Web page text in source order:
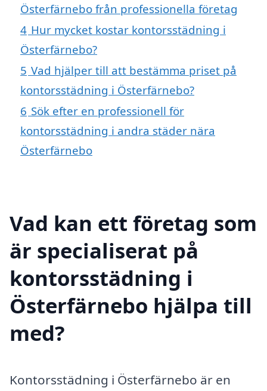
Österfärnebo från professionella företag
4 Hur mycket kostar kontorsstädning i
Österfärnebo?
5 Vad hjälper till att bestämma priset på
kontorsstädning i Österfärnebo?
6 Sök efter en professionell för
kontorsstädning i andra städer nära
Österfärnebo
Vad kan ett företag som
är specialiserat på
kontorsstädning i
Österfärnebo hjälpa till
med?
Kontorsstädning i Österfärnebo är en